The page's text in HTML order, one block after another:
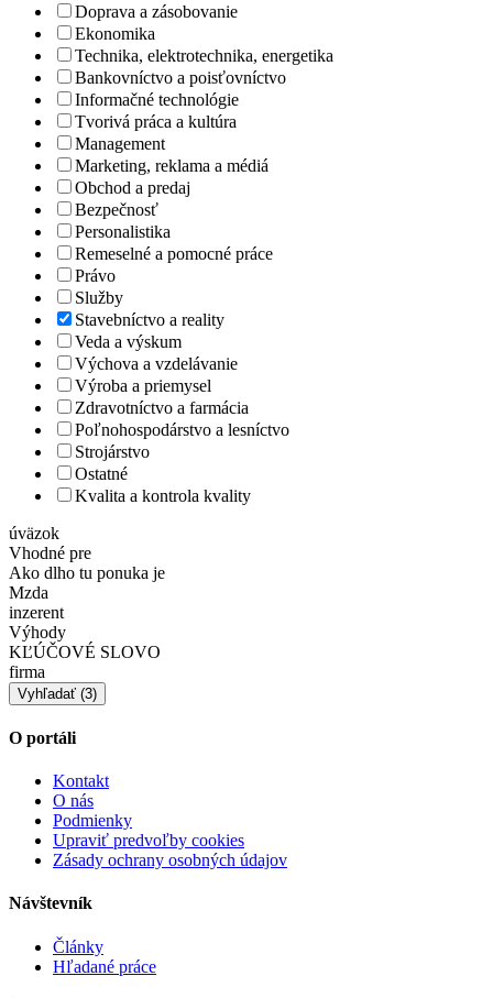
Doprava a zásobovanie
Ekonomika
Technika, elektrotechnika, energetika
Bankovníctvo a poisťovníctvo
Informačné technológie
Tvorivá práca a kultúra
Management
Marketing, reklama a médiá
Obchod a predaj
Bezpečnosť
Personalistika
Remeselné a pomocné práce
Právo
Služby
Stavebníctvo a reality
Veda a výskum
Výchova a vzdelávanie
Výroba a priemysel
Zdravotníctvo a farmácia
Poľnohospodárstvo a lesníctvo
Strojárstvo
Ostatné
Kvalita a kontrola kvality
úväzok
Vhodné pre
Ako dlho tu ponuka je
Mzda
inzerent
Výhody
KĽÚČOVÉ SLOVO
firma
O portáli
Kontakt
O nás
Podmienky
Upraviť predvoľby cookies
Zásady ochrany osobných údajov
Návštevník
Články
Hľadané práce